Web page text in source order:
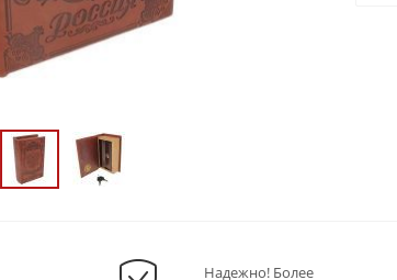
Надежно! Более